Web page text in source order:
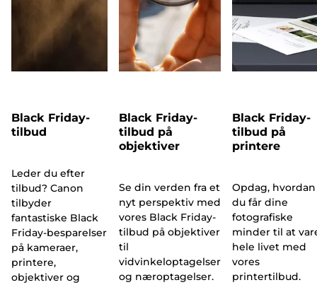
Black Friday-
tilbud
Leder du efter
tilbud? Canon
tilbyder
fantastiske Black
Friday-besparelser
på kameraer,
printere,
objektiver og
Black Friday-
tilbud på
objektiver
Se din verden fra et
nyt perspektiv med
vores Black Friday-
tilbud på objektiver
til
vidvinkeloptagelser
og næroptagelser.
Black Friday-
tilbud på
printere
Opdag, hvordan
du får dine
fotografiske
minder til at
hele livet med
vores
printertilbud.